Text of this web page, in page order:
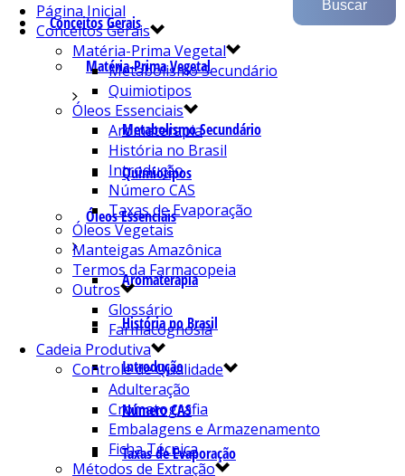
Conceitos Gerais
Matéria-Prima Vegetal
Metabolismo Secundário
Quimiotipos
Óleos Essenciais
Aromaterapia
História no Brasil
Introdução
Número CAS
Taxas de Evaporação
Página Inicial
Conceitos Gerais
Matéria-Prima Vegetal
Metabolismo Secundário
Quimiotipos
Óleos Essenciais
Aromaterapia
História no Brasil
Introdução
Número CAS
Taxas de Evaporação
Óleos Vegetais
Manteigas Amazônica
Termos da Farmacopeia
Outros
Glossário
Farmacognosia
Cadeia Produtiva
Controle de Qualidade
Adulteração
Cromatografia
Embalagens e Armazenamento
Ficha Técnica
Métodos de Extração